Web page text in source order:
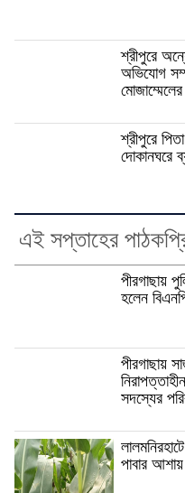
শ্রীপুরে
অভিযোগ
মোজাম্মেলের
শ্রীপুরে
দোকানঘরে
এই সপ্তাহের
পীরগাছায়
হলেন
পীরগাছায়
সদস্যের
পাবার